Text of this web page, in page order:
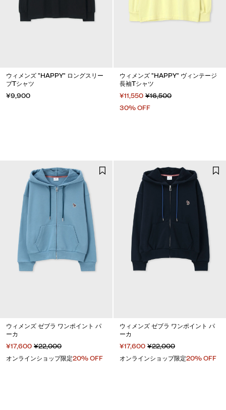
ウィメンズ "HAPPY" ロングスリー
ブTシャツ
¥9,900
ウィメンズ "HAPPY" ヴィンテージ
長袖Tシャツ
¥11,550 ¥16,500
30% OFF
ウィメンズ ゼブラ ワンポイント パ
ーカ
¥17,600 ¥22,000
オンラインショップ限定20% OFF
ウィメンズ ゼブラ ワンポイント パ
ーカ
¥17,600 ¥22,000
オンラインショップ限定20% OFF